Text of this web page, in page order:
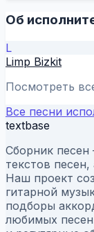
Об
L
Limp Bizkit
Посмотреть
Все песни
textbase
Сборник
текстов
Наш проект
гитарной
подборы
любимых